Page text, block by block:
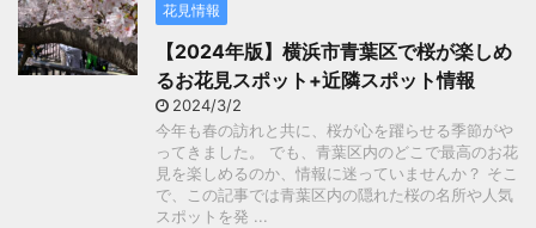
花見情報
【2024年版】横浜市青葉区で桜が楽しめ
るお花見スポット+近隣スポット情報
2024/3/2
今年も春の訪れと共に、桜が心を躍らせる季節がや
ってきました。 でも、青葉区内のどこで最高のお花
見を楽しめるのか、情報に迷っていませんか？ そこ
で、この記事では青葉区内の隠れた桜の名所や人気
スポットを発 ...